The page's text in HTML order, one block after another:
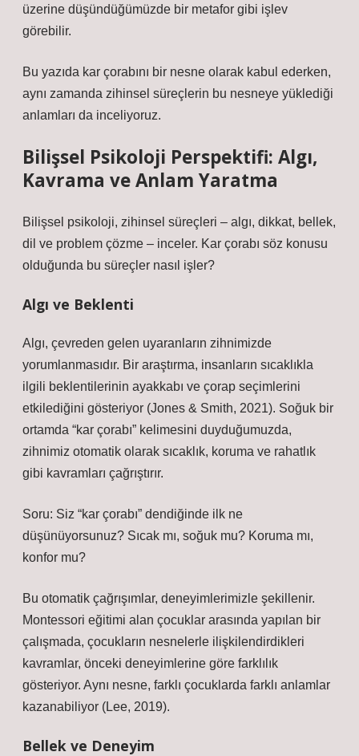
üzerine düşündüğümüzde bir metafor gibi işlev
görebilir.
Bu yazıda kar çorabını bir nesne olarak kabul ederken,
aynı zamanda zihinsel süreçlerin bu nesneye yüklediği
anlamları da inceliyoruz.
Bilişsel Psikoloji Perspektifi: Algı,
Kavrama ve Anlam Yaratma
Bilişsel psikoloji, zihinsel süreçleri – algı, dikkat, bellek,
dil ve problem çözme – inceler. Kar çorabı söz konusu
olduğunda bu süreçler nasıl işler?
Algı ve Beklenti
Algı, çevreden gelen uyaranların zihnimizde
yorumlanmasıdır. Bir araştırma, insanların sıcaklıkla
ilgili beklentilerinin ayakkabı ve çorap seçimlerini
etkilediğini gösteriyor (Jones & Smith, 2021). Soğuk bir
ortamda “kar çorabı” kelimesini duyduğumuzda,
zihnimiz otomatik olarak sıcaklık, koruma ve rahatlık
gibi kavramları çağrıştırır.
Soru: Siz “kar çorabı” dendiğinde ilk ne
düşünüyorsunuz? Sıcak mı, soğuk mu? Koruma mı,
konfor mu?
Bu otomatik çağrışımlar, deneyimlerimizle şekillenir.
Montessori eğitimi alan çocuklar arasında yapılan bir
çalışmada, çocukların nesnelerle ilişkilendirdikleri
kavramlar, önceki deneyimlerine göre farklılık
gösteriyor. Aynı nesne, farklı çocuklarda farklı anlamlar
kazanabiliyor (Lee, 2019).
Bellek ve Deneyim